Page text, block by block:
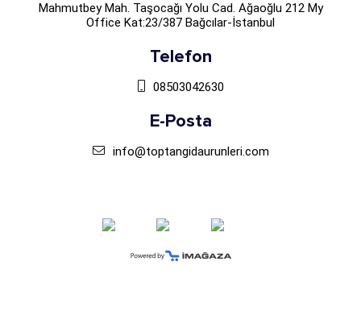
Mahmutbey Mah. Taşocağı Yolu Cad. Ağaoğlu 212 My
Office Kat:23/387 Bağcılar-İstanbul
Telefon
08503042630
E-Posta
info@toptangidaurunleri.com